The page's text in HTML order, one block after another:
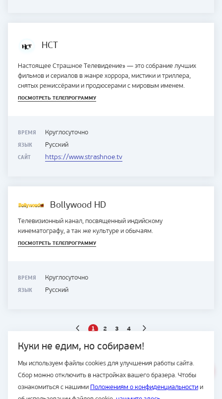
Куки не едим, но собираем!
Мы используем файлы cookies для улучшения работы сайта.
Сбор можно отключить в настройках вашего бразера. Чтобы
ознакомиться с нашими Положениям о конфиденциальностии
НСТ
Настоящее Страшное Телевидение» — это собрание лучших
фильмов и сериалов в жанре хоррора, мистики и триллера,
снятых режиссёрами и продюсерами с мировым именем.
ПОСМОТРЕТЬ ТЕЛЕПРОГРАММУ
ВРЕМЯ Круглосуточно
ЯЗЫК Русский
САЙТ https://www.strashnoe.tv
Bollywood HD
Телевизионный канал, посвященный индийскому
кинематографу, а так же культуре и обычаям.
ПОСМОТРЕТЬ ТЕЛЕПРОГРАММУ
ВРЕМЯ Круглосуточно
ЯЗЫК Русский
1 2 3 4
© Подряд, 1997-2026